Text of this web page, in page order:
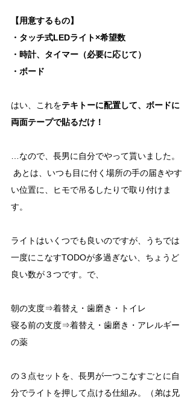
【用意するもの】
・タッチ式LEDライト×希望数
・時計、タイマー（必要に応じて）
・ボード
はい、これをテキトーに配置して、ボードに
両面テープで貼るだけ！
…なので、長男に自分でやって貰いました。
い位置に、ヒモで吊るしたりで取り付けま
す。
ライトはいくつでも良いのですが、うちでは
一度にこなすTODOが多過ぎない、ちょうど
良い数が３つです。で、
朝の支度⇒着替え・歯磨き・トイレ
寝る前の支度⇒着替え・歯磨き・アレルギー
の薬
の３点セットを、長男が一つこなすごとに自
分でライトを押して点ける仕組み。（弟は兄